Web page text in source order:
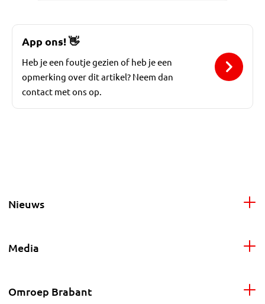
App ons!👋
Heb je een foutje gezien of heb je een
opmerking over dit artikel? Neem dan
contact met ons op.
Nieuws
Media
Omroep Brabant